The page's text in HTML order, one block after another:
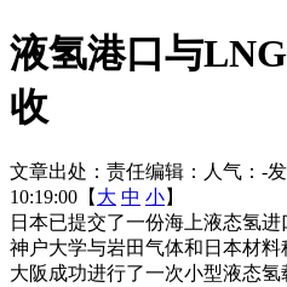
液氢港口与
收
文章出处： 责任编辑： 人气： -
10:19:00【 大 中 小】
日本已提交了一份海上液态氢进
神户大学与岩田气体和日本材
大阪成功进行了一次小型液态